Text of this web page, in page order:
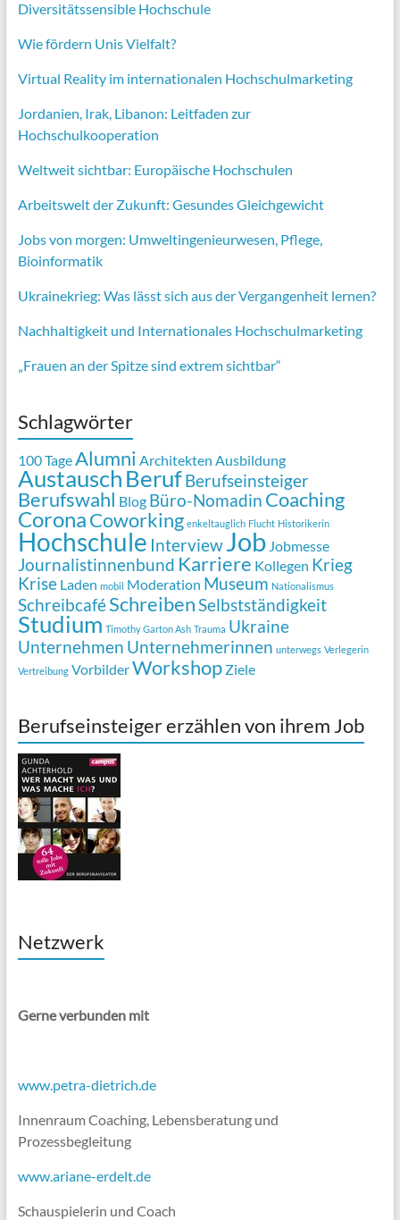
Diversitätssensible Hochschule
Wie fördern Unis Vielfalt?
Virtual Reality im internationalen Hochschulmarketing
Jordanien, Irak, Libanon: Leitfaden zur
Hochschulkooperation
Weltweit sichtbar: Europäische Hochschulen
Arbeitswelt der Zukunft: Gesundes Gleichgewicht
Jobs von morgen: Umweltingenieurwesen, Pflege,
Bioinformatik
Ukrainekrieg: Was lässt sich aus der Vergangenheit lernen?
Nachhaltigkeit und Internationales Hochschulmarketing
„Frauen an der Spitze sind extrem sichtbar“
Schlagwörter
100 TageAlumni Architekten Ausbildung
AustauschBerufBerufseinsteiger
Berufswahl Blog Büro-Nomadin Coaching
CoronaCoworking enkeltauglich Flucht Historikerin
Hochschule InterviewJob Jobmesse
Journalistinnenbund Karriere Kollegen Krieg
Krise Laden mobil Moderation Museum Nationalismus
SchreibcaféSchreibenSelbstständigkeit
Studium Timothy Garton Ash Trauma Ukraine
Unternehmen Unternehmerinnen unterwegs Verlegerin
Vertreibung VorbilderWorkshop Ziele
Berufseinsteiger erzählen von ihrem Job
Netzwerk
Gerne verbunden mit
www.petra-dietrich.de
Innenraum Coaching, Lebensberatung und
Prozessbegleitung
www.ariane-erdelt.de
Schauspielerin und Coach